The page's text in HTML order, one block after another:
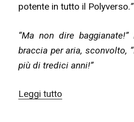
potente in tutto il Polyverso.”
“Ma non dire
braccia per aria, sconvolto,
più di tredici anni!”
Leggi tutto